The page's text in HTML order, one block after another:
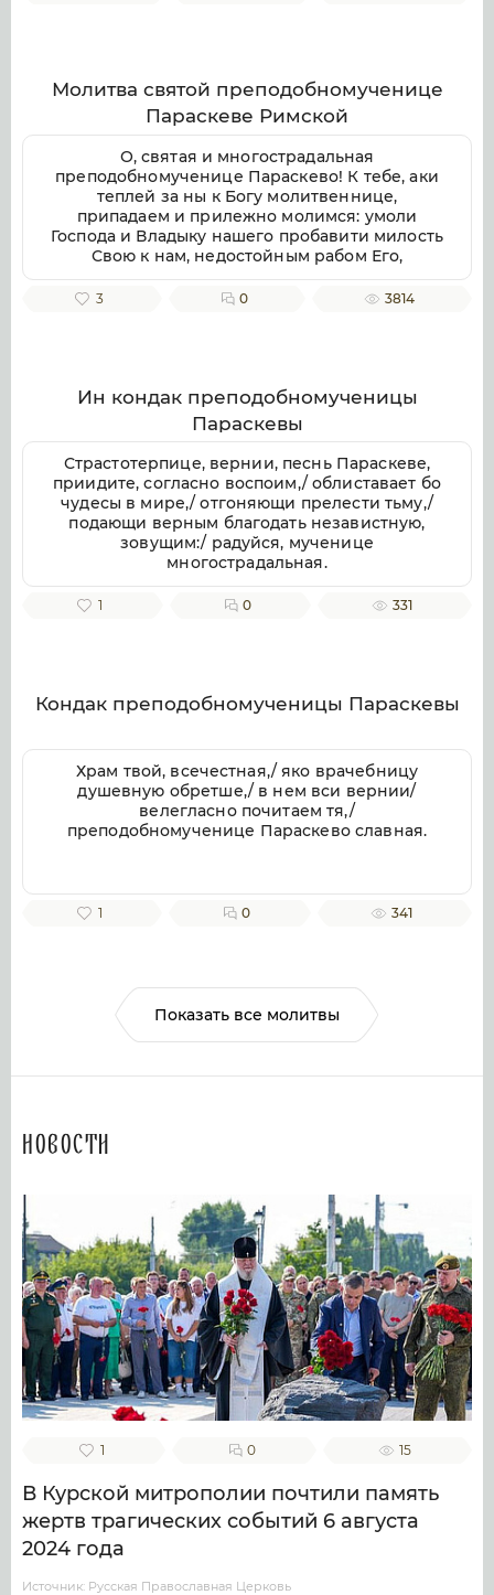
заступления и достойную песнь тебе
приносящих, тебе ублажаем, отче Моисее, тя
воспеваем, чистоты светильниче,
прославляюще милостиваго Бога, во Святей
Безначальней Троице славимаго Отца и Сына
и Святаго Духа, ныне и присно и во веки
веков. Аминь.
Молитва святой преподобномученице
Параскеве Римской
О, святая и многострадальная
преподобномученице Параскево! К тебе, аки
теплей за ны к Богу молитвеннице,
припадаем и прилежно молимся: умоли
Господа и Владыку нашего пробавити милость
Свою к нам, недостойным рабом Его,
даровати же нам душевное и телесное
здравие, земли плодоносие, воздуха
поживше, сподобимся благую кончину
христианскую улучити и Царствие Небесное
наследити. Ей, предстательнице наша благая!
Не посрами упования нашего, еже по Бозе и
Пресвятей Богородице крепкое на Тя
возлагаем, но буди нам ходатаица во
спасение, да сподобимся вкупе с тобою и
всеми святыми в радости блаженства
вечнаго славити во твоем заступлении
великую милость Бога нашего, Отца, и Сына,
и Святаго Духа, ныне и присно, и во веки
веков. Аминь.
3 0 3814
Ин кондак преподобномученицы
Параскевы
Страстотерпице, вернии, песнь Параскеве,
приидите, согласно воспоим,/ облиставает бо
чудесы в мире,/ отгоняющи прелести тьму,/
подающи верным благодать независтную,
зовущим:/ радуйся, мученице
многострадальная.
1 0 331
Кондак преподобномученицы Параскевы
Храм твой, всечестная,/ яко врачебницу
душевную обретше,/ в нем вси вернии/
велегласно почитаем тя,/
преподобномученице Параскево славная.
1 0 341
Показать все молитвы
Новости
1 0 15
В Курской митрополии почтили память
жертв трагических событий 6 августа
2024 года
Источник: Русская Православная Церковь